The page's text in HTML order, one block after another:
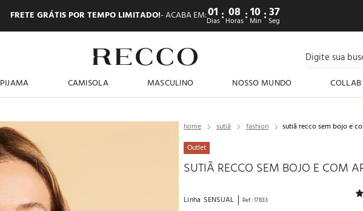
FRETE GRÁTIS POR TEMPO LIMITADO!- ACABA EM:01
Dias: 08
Horas:10
Min :35
Seg
Digite sua busca
PIJAMA CAMISOLA MASCULINO NOSSO MUNDO COLLAB
sutiã fashion
sutiã recco sem bojo e
Outlet
SUTIÃ RECCO SEM BOJO E COM
Linha SENSUAL Ref.:17833
TERMOS MAIS BUSCADOS
5º
6º